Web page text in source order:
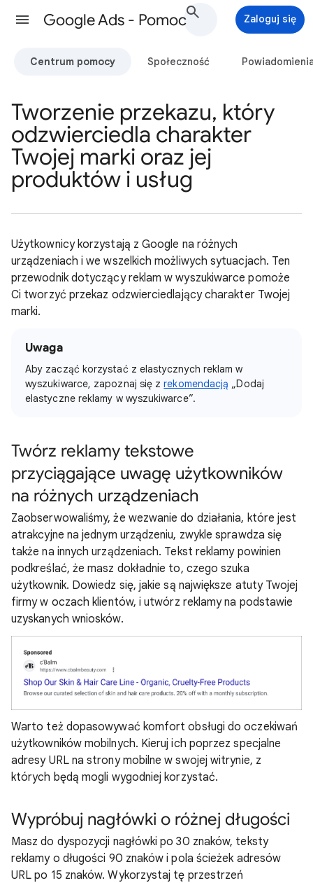
Google Ads - Pomoc Zaloguj się
Centrum pomocy Społeczność
Tworzenie przekazu, który
odzwierciedla charakter
Twojej marki oraz jej
produktów i usług
Użytkownicy korzystają z Google na różnych
urządzeniach i we wszelkich możliwych sytuacjach. Ten
przewodnik dotyczący reklam w wyszukiwarce pomoże
Ci tworzyć przekaz odzwierciedlający charakter Twojej
marki.
Uwaga
Aby zacząć korzystać z elastycznych reklam w
wyszukiwarce, zapoznaj się zrekomendacją „Dodaj
elastyczne reklamy w wyszukiwarce”.
Twórz reklamy tekstowe
przyciągające uwagę użytkowników
na różnych urządzeniach
Zaobserwowaliśmy, że wezwanie do działania, które jest
atrakcyjne na jednym urządzeniu, zwykle sprawdza się
także na innych urządzeniach. Tekst reklamy powinien
podkreślać, że masz dokładnie to, czego szuka
użytkownik. Dowiedz się, jakie są największe atuty Twojej
firmy w oczach klientów, i utwórz reklamy na podstawie
uzyskanych wniosków.
Warto też dopasowywać komfort obsługi do oczekiwań
użytkowników mobilnych. Kieruj ich poprzez specjalne
adresy URL na strony mobilne w swojej witrynie, z
których będą mogli wygodniej korzystać.
Wypróbuj nagłówki o różnej długości
Masz do dyspozycji nagłówki po 30 znaków, teksty
reklamy o długości 90 znaków i pola ścieżek adresów
URL po 15 znaków. Wykorzystaj tę przestrzeń